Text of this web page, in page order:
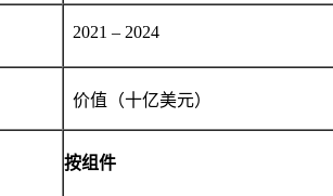
2021 – 2024
价值（十亿美元）
按组件